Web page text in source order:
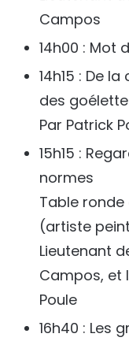
Campos
14h00 : Mot
14h15 : De
des
Par Patrick
15h15 :
normes
Table ronde
(artiste
Lieutenant
Campos, et
Poule
16h40 : Les